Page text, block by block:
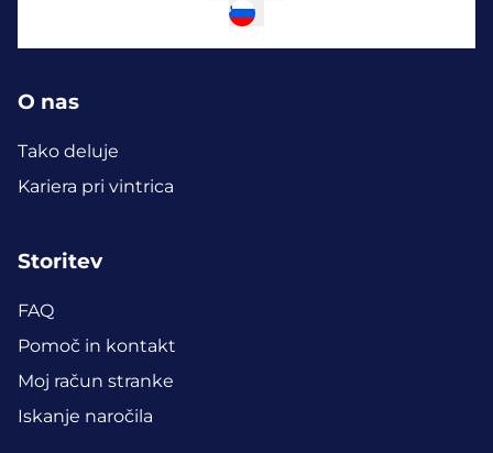
O nas
Tako deluje
Kariera pri vintrica
Storitev
FAQ
Pomoč in kontakt
Moj račun stranke
Iskanje naročila